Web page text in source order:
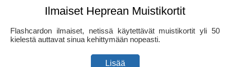
Ilmaiset Heprean Muistikortit
Flashcardon ilmaiset, netissä käytettävät muistikortit yli 50
kielestä auttavat sinua kehittymään nopeasti.
Lisää